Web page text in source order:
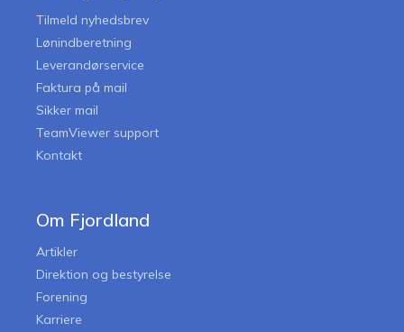
Tilmeld nyhedsbrev
Lønindberetning
Leverandørservice
Faktura på mail
Sikker mail
TeamViewer support
Kontakt
Om Fjordland
Artikler
Direktion og bestyrelse
Forening
Karriere